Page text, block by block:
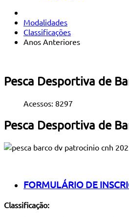
Modalidades
Classificações
Anos Anteriores
Pesca Desportiva de
Acessos: 8297
Pesca Desportiva de
FORMULÁRIO DE
Classificação: